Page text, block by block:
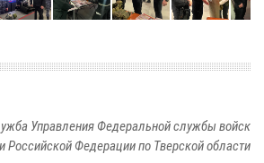
Управления Федеральной службы войск
Российской Федерации по Тверской области